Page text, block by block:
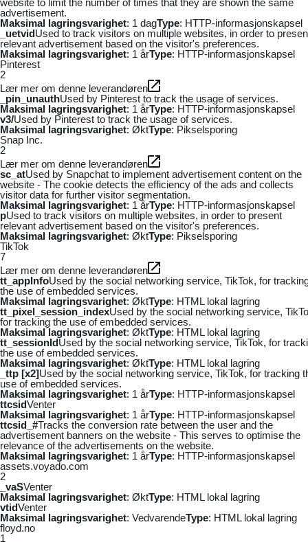
advertisement.
Maksimal lagringsvarighet: 1 dagType: HTTP-informasjonskapsel
_uetvidUsed to track visitors on multiple websites, in order to
relevant advertisement based on the visitor's preferences.
Maksimal lagringsvarighet: 1 årType: HTTP-informasjonskapsel
Pinterest
2
Lær mer om denne leverandøren
_pin_unauthUsed by Pinterest to track the usage of services.
Maksimal lagringsvarighet: 1 årType: HTTP-informasjonskapsel
v3/Used by Pinterest to track the usage of services.
Maksimal lagringsvarighet: ØktType: Pikselsporing
Snap Inc.
2
Lær mer om denne leverandøren
sc_atUsed by Snapchat to implement advertisement content on the
website - The cookie detects the efficiency of the ads and collects
visitor data for further visitor segmentation.
Maksimal lagringsvarighet: 1 årType: HTTP-informasjonskapsel
pUsed to track visitors on multiple websites, in order to present
relevant advertisement based on the visitor's preferences.
Maksimal lagringsvarighet: ØktType: Pikselsporing
TikTok
7
Lær mer om denne leverandøren
tt_appInfoUsed by the social networking service, TikTok, for
the use of embedded services.
Maksimal lagringsvarighet: ØktType: HTML lokal lagring
tt_pixel_session_indexUsed by the social networking service,
for tracking the use of embedded services.
Maksimal lagringsvarighet: ØktType: HTML lokal lagring
tt_sessionIdUsed by the social networking service, TikTok, for
the use of embedded services.
Maksimal lagringsvarighet: ØktType: HTML lokal lagring
_ttp [x2]Used by the social networking service, TikTok, for tracking
use of embedded services.
Maksimal lagringsvarighet: 1 årType: HTTP-informasjonskapsel
ttcsidVenter
Maksimal lagringsvarighet: 1 årType: HTTP-informasjonskapsel
ttcsid_#Tracks the conversion rate between the user and the
advertisement banners on the website - This serves to optimise the
relevance of the advertisements on the website.
Maksimal lagringsvarighet: 1 årType: HTTP-informasjonskapsel
assets.voyado.com
2
_vaSVenter
Maksimal lagringsvarighet: ØktType: HTML lokal lagring
vtidVenter
Maksimal lagringsvarighet: VedvarendeType: HTML lokal lagring
floyd.no
1